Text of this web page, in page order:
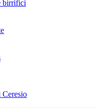
birrifici
Ceresio